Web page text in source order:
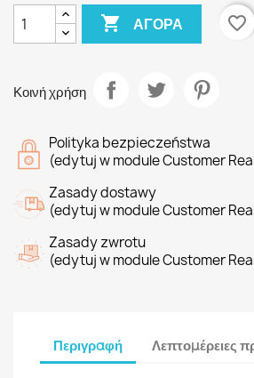
 ΑΓΟΡΆ favorite_border
Κοινή χρήση
Polityka bezpieczeństwa
(edytuj w module Customer
Zasady dostawy
(edytuj w module Customer
Zasady zwrotu
(edytuj w module Customer
Περιγραφή Λεπτομέρειες